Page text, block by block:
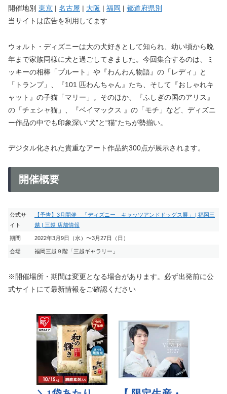
開催地別 東京 | 名古屋 | 大阪 | 福岡 | 都道府県別
当サイトは広告を利用してます
ウォルト・ディズニーは大の犬好きとして知られ、幼い頃から晩
年まで家族同様に犬と過ごしてきました。今回集合するのは、ミ
ッキーの相棒「プルート」や『わんわん物語』の「レディ」と
「トランプ」、『101 匹わんちゃん』たち、そして『おしゃれキ
ャット』の子猫「マリー」。そのほか、『ふしぎの国のアリス』
の「チェシャ猫」、『ベイマックス 』の「モチ」など、ディズニ
ー作品の中でも印象深い“犬”と“猫”たちが勢揃い。
デジタル化された貴重なアート作品約300点が展示されます。
開催概要
公式サ
イト
【予告】3月開催 「ディズニー キャッツアンドドッグス展」 | 福岡三
越 | 三越 店舗情報
期間 2022年3月9日（水）〜3月27日（日）
会場 福岡三越９階「三越ギャラリー」
※開催場所・期間は変更となる場合があります。必ず出発前に公
式サイトにて最新情報をご確認ください